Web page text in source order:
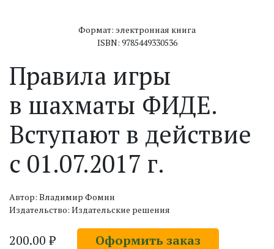
Формат: электронная книга
ISBN: 9785449330536
Правила игры
в шахматы ФИДЕ.
Вступают в действие
с 01.07.2017 г.
Автор: Владимир Фомин
Издательство: Издательские решения
200.00 ₽ Оформить заказ